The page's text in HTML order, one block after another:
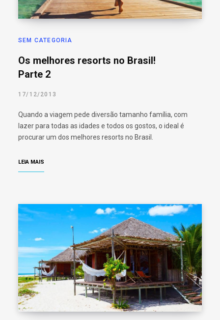
SEM CATEGORIA
Os melhores resorts no Brasil!
Parte 2
17/12/2013
Quando a viagem pede diversão tamanho família, com
lazer para todas as idades e todos os gostos, o ideal é
procurar um dos melhores resorts no Brasil.
LEIA MAIS